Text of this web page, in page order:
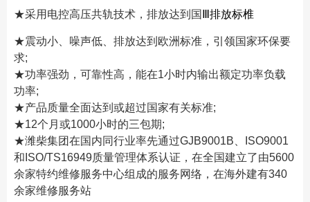
★采用电控高压共轨技术，排放达到国 Ⅲ排放标椎
★震动小、噪声低、排放达到欧洲标准，引领国家环保要
求;
★功率强劲，可靠性高，能在1小时内输出额定功率负载
功率;
★产品质量全面达到或超过国家有关标准;
★12个月或1000小时的三包期;
★潍柴集团在国内同行业率先通过GJB9001B、ISO9001
和ISO/TS16949质量管理体系认证，在全国建立了由5600
余家特约维修服务中心组成的服务网络，在海外建有340
余家维修服务站